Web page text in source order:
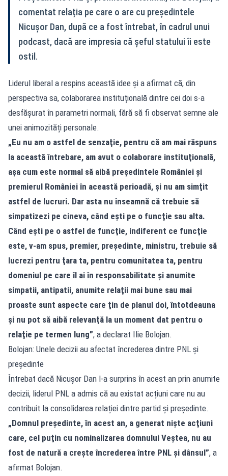
comentat relația pe care o are cu președintele
Nicușor Dan, după ce a fost întrebat, în cadrul unui
podcast, dacă are impresia că șeful statului îi este
ostil.
Liderul liberal a respins această idee și a afirmat că, din
perspectiva sa, colaborarea instituțională dintre cei doi s-a
desfășurat în parametri normali, fără să fi observat semne ale
unei animozități personale.
„Eu nu am o astfel de senzaţie, pentru că am mai răspuns
la această întrebare, am avut o colaborare instituţională,
aşa cum este normal să aibă preşedintele României şi
premierul României în această perioadă, şi nu am simţit
astfel de lucruri. Dar asta nu înseamnă că trebuie să
simpatizezi pe cineva, când eşti pe o funcţie sau alta.
Când eşti pe o astfel de funcţie, indiferent ce funcţie
este, v-am spus, premier, preşedinte, ministru, trebuie să
lucrezi pentru ţara ta, pentru comunitatea ta, pentru
domeniul pe care îl ai în responsabilitate şi anumite
simpatii, antipatii, anumite relaţii mai bune sau mai
proaste sunt aspecte care ţin de planul doi, întotdeauna
şi nu pot să aibă relevanţă la un moment dat pentru o
relaţie pe termen lung”, a declarat Ilie Bolojan.
Bolojan: Unele decizii au afectat încrederea dintre PNL și
președinte
Întrebat dacă Nicușor Dan l-a surprins în acest an prin anumite
decizii, liderul PNL a admis că au existat acțiuni care nu au
contribuit la consolidarea relației dintre partid și președinte.
„Domnul preşedinte, în acest an, a generat nişte acţiuni
care, cel puţin cu nominalizarea domnului Veştea, nu au
fost de natură a creşte încrederea între PNL şi dânsul”, a
afirmat Bolojan.